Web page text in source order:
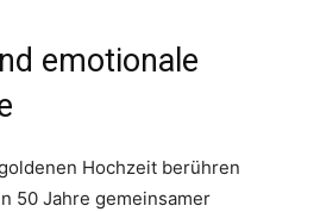
emotionale
Hochzeit berühren
50 Jahre gemeinsamer